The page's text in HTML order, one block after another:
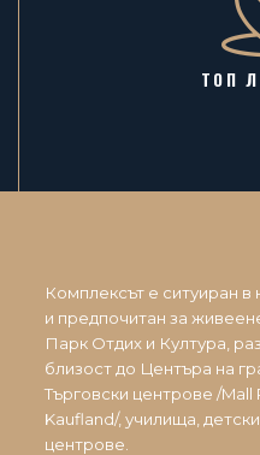
ТОП
Комплексът е ситуиран
и предпочитан за
Парк Отдих и Култура,
близост до Центъра на
Търговски центрове /Mall
Kaufland/, училища,
центрове.